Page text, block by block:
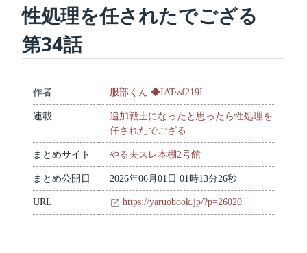
性処理を任されたでござる
第34話
作者 服部くん ◆IATssf219I
連載
追加戦士になったと思ったら性処理を
任されたでござる
まとめサイト やる夫スレ本棚2号館
まとめ公開日 2026年06月01日 01時13分26秒
URL https://yaruobook.jp/?p=26020